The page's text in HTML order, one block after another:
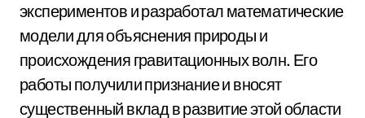
экспериментов и разработал математические
модели для объяснения природы и
происхождения гравитационных волн. Его
работы получили признание и вносят
существенный вклад в развитие этой области